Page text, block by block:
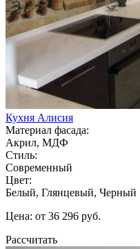
Кухня Алисия
Материал фасада:
Акрил, МДФ
Стиль:
Современный
Цвет:
Белый, Глянцевый, Черный
Цена: от 36 296 руб.
Рассчитать